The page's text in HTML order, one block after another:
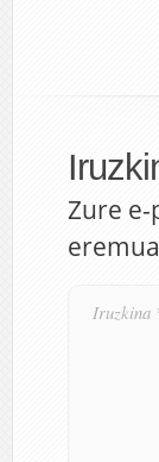
Zure